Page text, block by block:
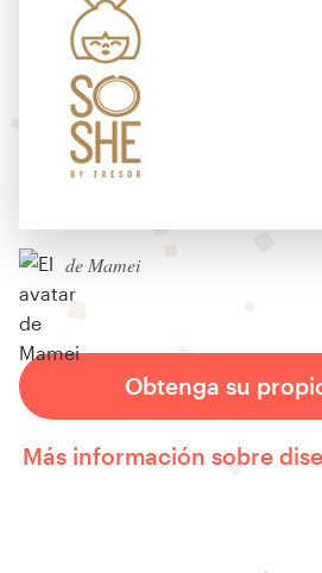
de Mamei
Obtenga su
Más información sobre